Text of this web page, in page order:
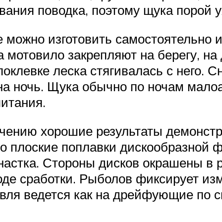
поводка, поэтому щука порой
можно изготовить
закрепляют на берегу,
леска стягивалась с него.
ночь. Щука обычно по ночам
хорошие результаты
плоские поплавки дискообразной
Стороны дисков окрашены в
сработки. Рыболов фиксирует
ведется как на дрейфующие по